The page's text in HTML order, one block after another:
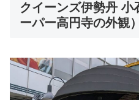
クイーンズ伊勢丹 小
ーパー高円寺の外観）